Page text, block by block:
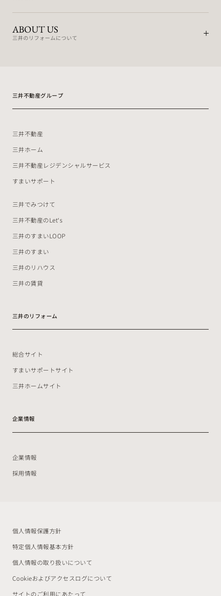
ABOUT US
三井のリフォームについて
三井不動産グループ
三井不動産
三井ホーム
三井不動産レジデンシャルサービス
すまいサポート
三井でみつけて
三井不動産のLet‘s
三井のすまいLOOP
三井のすまい
三井のリハウス
三井の賃貸
三井のリフォーム
総合サイト
すまいサポートサイト
三井ホームサイト
企業情報
企業情報
採用情報
個人情報保護方針
特定個人情報基本方針
個人情報の取り扱いについて
Cookieおよびアクセスログについて
サイトのご利用にあたって